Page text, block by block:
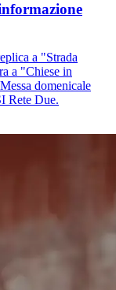
a "Strada
a "Chiese in
domenicale
Rete Due.